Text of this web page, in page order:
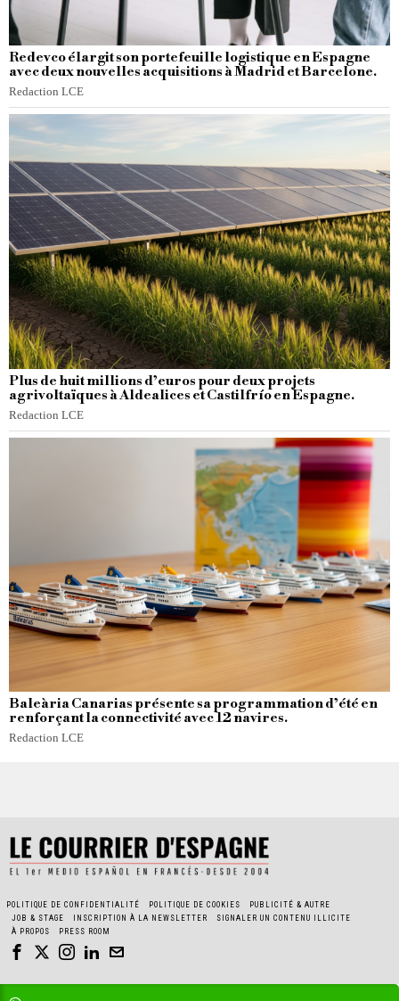
Redevco élargit son portefeuille logistique en Espagne
avec deux nouvelles acquisitions à Madrid et Barcelone.
Redaction LCE
Plus de huit millions d’euros pour deux projets
agrivoltaïques à Aldealices et Castilfrío en Espagne.
Redaction LCE
Baleària Canarias présente sa programmation d’été en
renforçant la connectivité avec 12 navires.
Redaction LCE
POLITIQUE DE CONFIDENTIALITÉ POLITIQUE DE COOKIES
PUBLICITÉ & AUTRE
JOB & STAGE
INSCRIPTION À LA NEWSLETTER
SIGNALER UN CONTENU ILLICITE
À PROPOS
PRESS ROOM